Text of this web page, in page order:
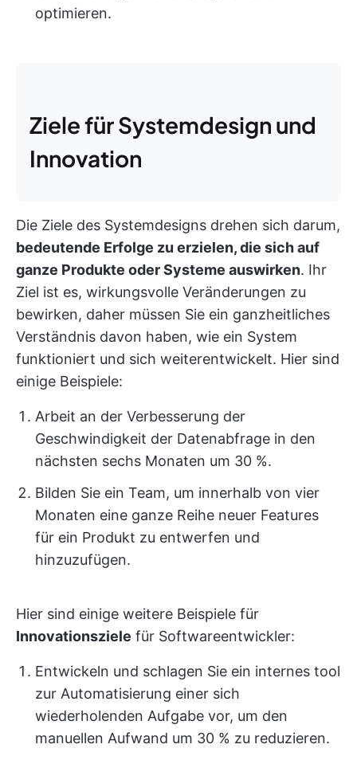
optimieren.
Ziele für Systemdesign und
Innovation
Die Ziele des Systemdesigns drehen sich darum,
bedeutende Erfolge zu erzielen, die sich auf
ganze Produkte oder Systeme auswirken. Ihr
Ziel ist es, wirkungsvolle Veränderungen zu
bewirken, daher müssen Sie ein ganzheitliches
Verständnis davon haben, wie ein System
funktioniert und sich weiterentwickelt. Hier sind
einige Beispiele:
Arbeit an der Verbesserung der
Geschwindigkeit der Datenabfrage in den
nächsten sechs Monaten um 30 %.
Bilden Sie ein Team, um innerhalb von vier
Monaten eine ganze Reihe neuer Features
für ein Produkt zu entwerfen und
hinzuzufügen.
Hier sind einige weitere Beispiele für
Innovationsziele für Softwareentwickler:
Entwickeln und schlagen Sie ein internes tool
zur Automatisierung einer sich
wiederholenden Aufgabe vor, um den
manuellen Aufwand um 30 % zu reduzieren.